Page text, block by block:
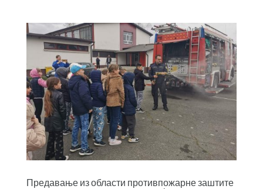
Предавање из области противпожарне заштите